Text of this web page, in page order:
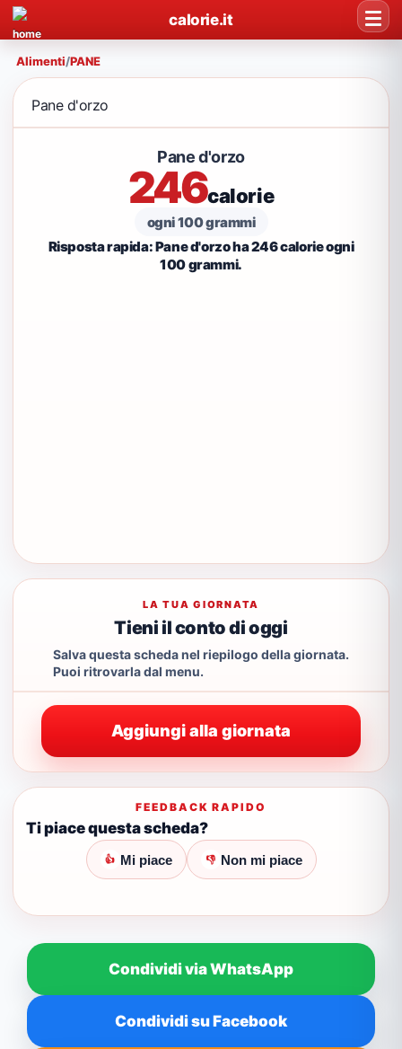
calorie.it
Alimenti/PANE
Pane d'orzo
Pane d'orzo
246calorie
ogni 100 grammi
Risposta rapida: Pane d'orzo ha 246 calorie ogni
100 grammi.
LA TUA GIORNATA
Tieni il conto di oggi
Salva questa scheda nel riepilogo della giornata.
Puoi ritrovarla dal menu.
Aggiungi alla giornata
FEEDBACK RAPIDO
Ti piace questa scheda?
👍 Mi piace 👎 Non mi piace
Condividi via WhatsApp
Condividi su Facebook